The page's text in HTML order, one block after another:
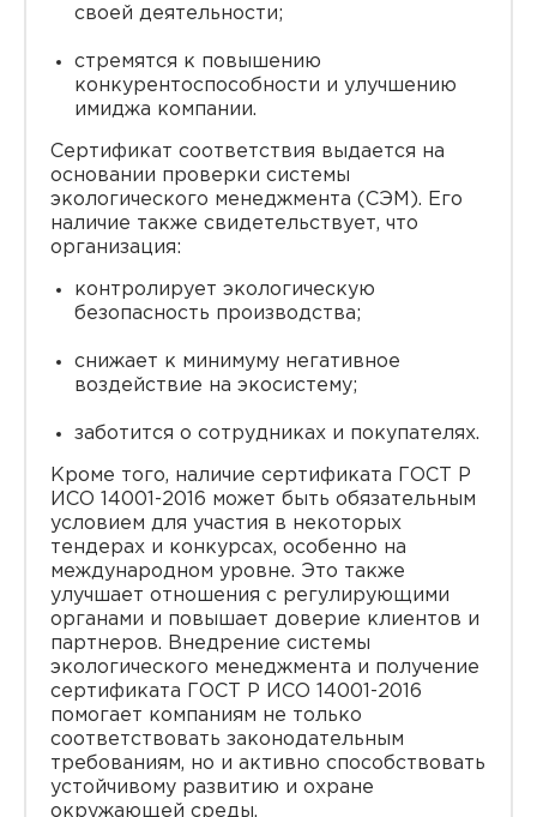
своей деятельности;
стремятся к повышению
конкурентоспособности и улучшению
имиджа компании.
Сертификат соответствия выдается на
основании проверки системы
экологического менеджмента (СЭМ). Его
наличие также свидетельствует, что
организация:
контролирует экологическую
безопасность производства;
снижает к минимуму негативное
воздействие на экосистему;
заботится о сотрудниках и покупателях.
Кроме того, наличие сертификата ГОСТ Р
ИСО 14001-2016 может быть обязательным
условием для участия в некоторых
тендерах и конкурсах, особенно на
международном уровне. Это также
улучшает отношения с регулирующими
органами и повышает доверие клиентов и
партнеров. Внедрение системы
экологического менеджмента и получение
сертификата ГОСТ Р ИСО 14001-2016
помогает компаниям не только
соответствовать законодательным
требованиям, но и активно способствовать
устойчивому развитию и охране
окружающей среды.